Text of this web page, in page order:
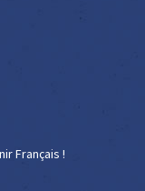
Français !